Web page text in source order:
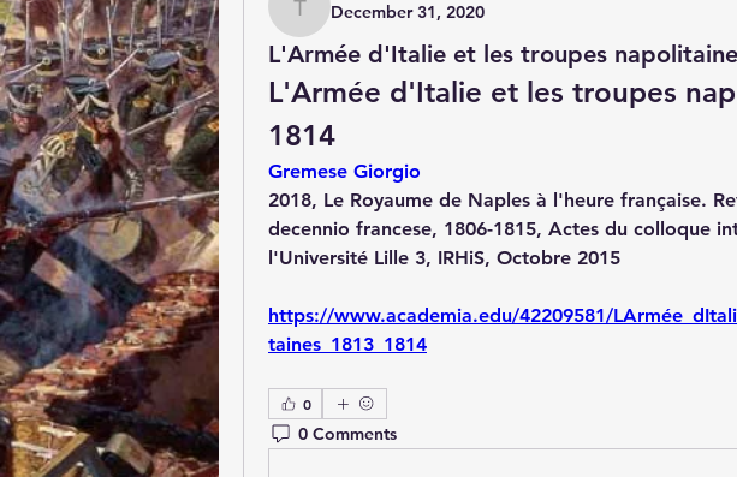
tomholmberg
December 31, 2020
L'Armée d'Italie et les troupes
L'Armée d'Italie et les troupes
1814
Gremese Giorgio
2018, Le Royaume de Naples à l'heure française.
decennio francese, 1806-1815, Actes du colloque
l'Université Lille 3, IRHiS, Octobre 2015
https://www.academia.edu/42209581/
taines_1813_1814
0
0 Comments